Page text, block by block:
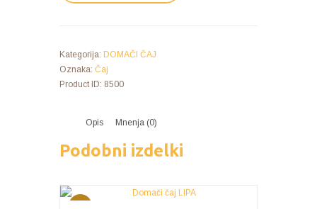
Kategorija: DOMAČI ČAJ
Oznaka: Čaj
Product ID: 8500
Opis Mnenja (0)
Podobni izdelki